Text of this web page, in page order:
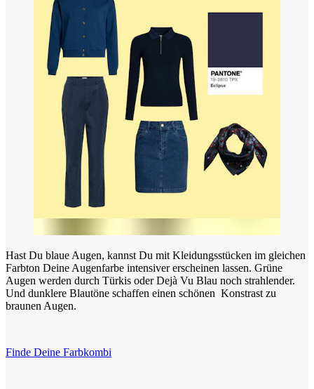
Hast Du blaue Augen, kannst Du mit Kleidungsstücken im gleichen
Farbton Deine Augenfarbe intensiver erscheinen lassen. Grüne
Augen werden durch Türkis oder Dejà Vu Blau noch strahlender.
Und dunklere Blautöne schaffen einen schönen Konstrast zu
braunen Augen.
Finde Deine Farbkombi